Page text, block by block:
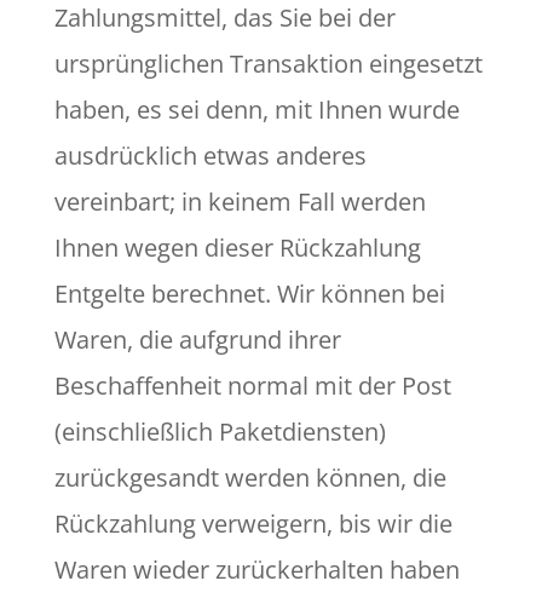
Zahlungsmittel, das Sie bei der
ursprünglichen Transaktion eingesetzt
haben, es sei denn, mit Ihnen wurde
ausdrücklich etwas anderes
vereinbart; in keinem Fall werden
Ihnen wegen dieser Rückzahlung
Entgelte berechnet. Wir können bei
Waren, die aufgrund ihrer
Beschaffenheit normal mit der Post
(einschließlich Paketdiensten)
zurückgesandt werden können, die
Rückzahlung verweigern, bis wir die
Waren wieder zurückerhalten haben